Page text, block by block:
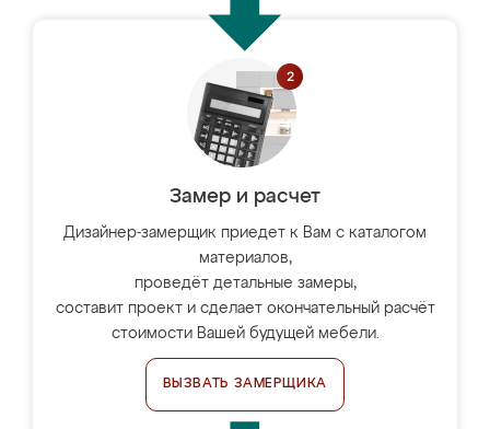
Замер и расчет
Дизайнер-замерщик приедет к Вам с каталогом
материалов,
проведёт детальные замеры,
составит проект и сделает окончательный расчёт
стоимости Вашей будущей мебели.
ВЫЗВАТЬ ЗАМЕРЩИКА